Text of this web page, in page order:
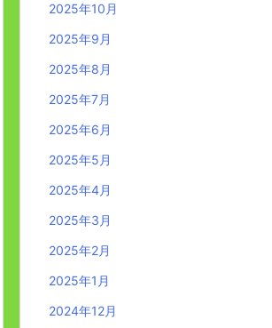
2025年10月
2025年9月
2025年8月
2025年7月
2025年6月
2025年5月
2025年4月
2025年3月
2025年2月
2025年1月
2024年12月